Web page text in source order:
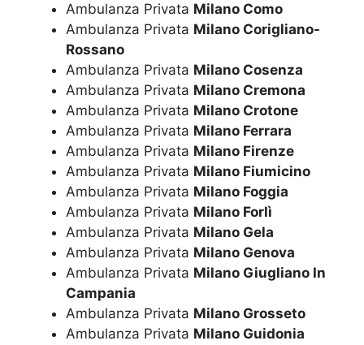
Ambulanza Privata Milano Como
Ambulanza Privata Milano Corigliano-
Rossano
Ambulanza Privata Milano Cosenza
Ambulanza Privata Milano Cremona
Ambulanza Privata Milano Crotone
Ambulanza Privata Milano Ferrara
Ambulanza Privata Milano Firenze
Ambulanza Privata Milano Fiumicino
Ambulanza Privata Milano Foggia
Ambulanza Privata Milano Forlì
Ambulanza Privata Milano Gela
Ambulanza Privata Milano Genova
Ambulanza Privata Milano Giugliano In
Campania
Ambulanza Privata Milano Grosseto
Ambulanza Privata Milano Guidonia